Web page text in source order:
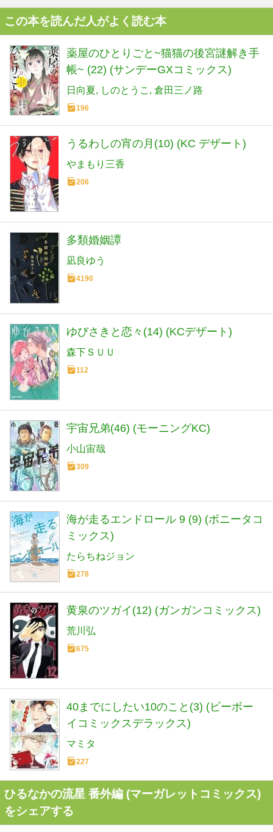
この本を読んだ人がよく読む本
薬屋のひとりごと~猫猫の後宮謎解き手
帳~ (22) (サンデーGXコミックス)
日向夏 しのとうこ 倉田三ノ路
196
うるわしの宵の月(10) (KC デザート)
やまもり三香
206
多類婚姻譚
凪良ゆう
4190
ゆびさきと恋々(14) (KCデザート)
森下ＳＵＵ
112
宇宙兄弟(46) (モーニングKC)
小山宙哉
309
海が走るエンドロール 9 (9) (ボニータコ
ミックス)
たらちねジョン
278
黄泉のツガイ(12) (ガンガンコミックス)
荒川弘
675
40までにしたい10のこと(3) (ビーボー
イコミックスデラックス)
マミタ
227
ひるなかの流星 番外編 (マーガレットコミックス)
をシェアする